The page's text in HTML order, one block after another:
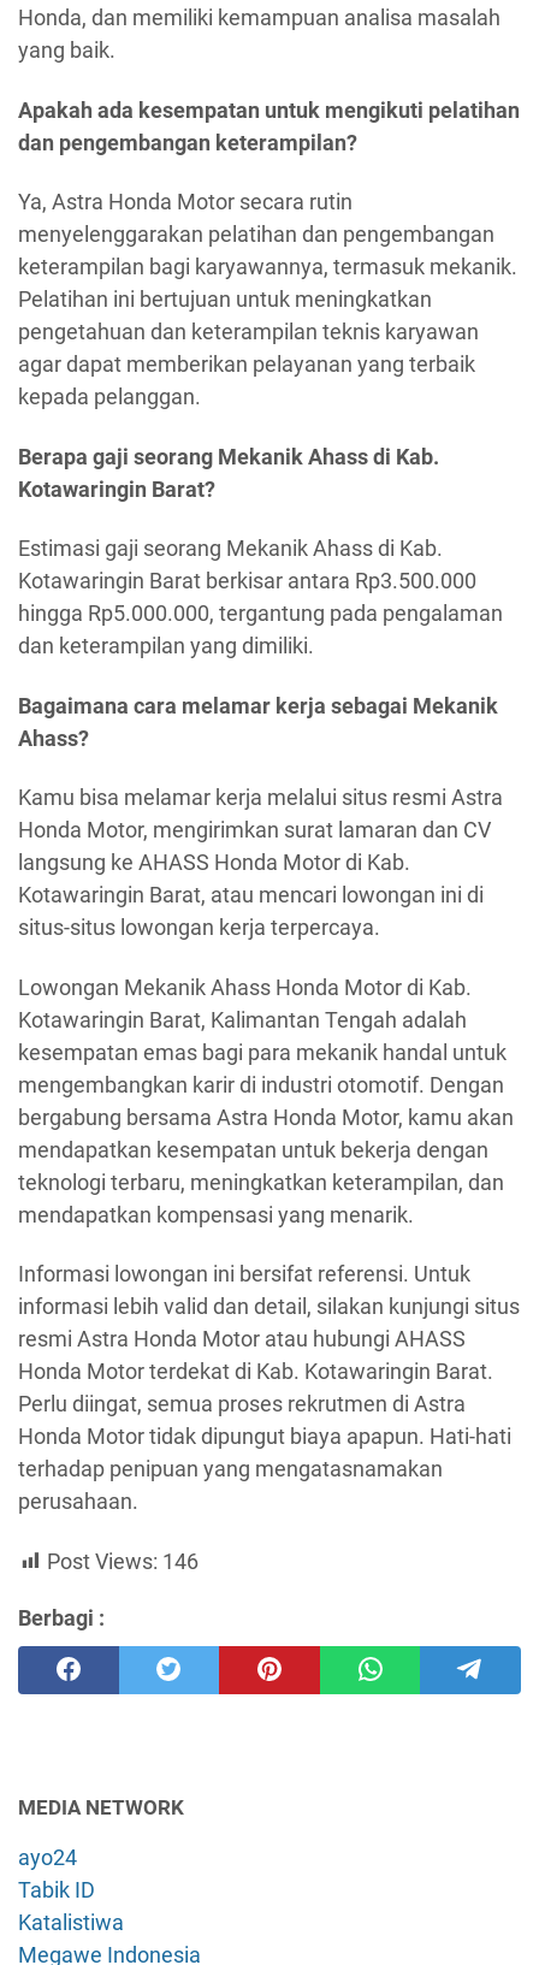
Honda, dan memiliki kemampuan analisa masalah
yang baik.
Apakah ada kesempatan untuk mengikuti pelatihan
dan pengembangan keterampilan?
Ya, Astra Honda Motor secara rutin
menyelenggarakan pelatihan dan pengembangan
keterampilan bagi karyawannya, termasuk mekanik.
Pelatihan ini bertujuan untuk meningkatkan
pengetahuan dan keterampilan teknis karyawan
agar dapat memberikan pelayanan yang terbaik
kepada pelanggan.
Berapa gaji seorang Mekanik Ahass di Kab.
Kotawaringin Barat?
Estimasi gaji seorang Mekanik Ahass di Kab.
Kotawaringin Barat berkisar antara Rp3.500.000
hingga Rp5.000.000, tergantung pada pengalaman
dan keterampilan yang dimiliki.
Bagaimana cara melamar kerja sebagai Mekanik
Ahass?
Kamu bisa melamar kerja melalui situs resmi Astra
Honda Motor, mengirimkan surat lamaran dan CV
langsung ke AHASS Honda Motor di Kab.
Kotawaringin Barat, atau mencari lowongan ini di
situs-situs lowongan kerja terpercaya.
Lowongan Mekanik Ahass Honda Motor di Kab.
Kotawaringin Barat, Kalimantan Tengah adalah
kesempatan emas bagi para mekanik handal untuk
mengembangkan karir di industri otomotif. Dengan
bergabung bersama Astra Honda Motor, kamu akan
mendapatkan kesempatan untuk bekerja dengan
teknologi terbaru, meningkatkan keterampilan, dan
mendapatkan kompensasi yang menarik.
Informasi lowongan ini bersifat referensi. Untuk
informasi lebih valid dan detail, silakan kunjungi situs
resmi Astra Honda Motor atau hubungi AHASS
Honda Motor terdekat di Kab. Kotawaringin Barat.
Perlu diingat, semua proses rekrutmen di Astra
Honda Motor tidak dipungut biaya apapun. Hati-hati
terhadap penipuan yang mengatasnamakan
perusahaan.
Post Views: 146
Berbagi :
MEDIA NETWORK
ayo24
Tabik ID
Katalistiwa
Megawe Indonesia